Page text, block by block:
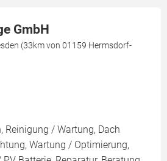
GmbH
(33km von 01159 Hermsdorf-
Reinigung / Wartung, Dach
Wartung / Optimierung,